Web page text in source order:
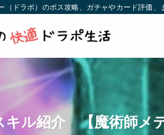
（ドラポ）のボス攻略、ガチャやカード評価
キル紹介 【魔術師メ